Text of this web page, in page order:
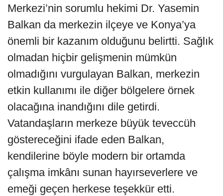
Merkezi’nin sorumlu hekimi Dr. Yasemin
Balkan da merkezin ilçeye ve Konya’ya
önemli bir kazanım olduğunu belirtti. Sağlık
olmadan hiçbir gelişmenin mümkün
olmadığını vurgulayan Balkan, merkezin
etkin kullanımı ile diğer bölgelere örnek
olacağına inandığını dile getirdi.
Vatandaşların merkeze büyük teveccüh
göstereceğini ifade eden Balkan,
kendilerine böyle modern bir ortamda
çalışma imkânı sunan hayırseverlere ve
emeği geçen herkese teşekkür etti.